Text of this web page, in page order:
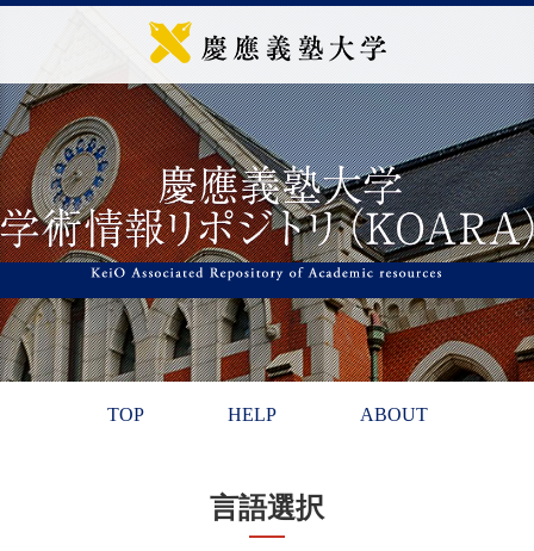
TOP HELP ABOUT
言語選択